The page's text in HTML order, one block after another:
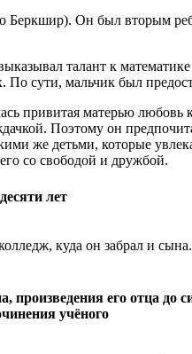
Беркшир). Он был вторым
талант к
сути, мальчик был
привитая матерью любовь
Поэтому он
же детьми, которые
со свободой и дружбой.
лет
куда он забрал и
его отца до
учёного